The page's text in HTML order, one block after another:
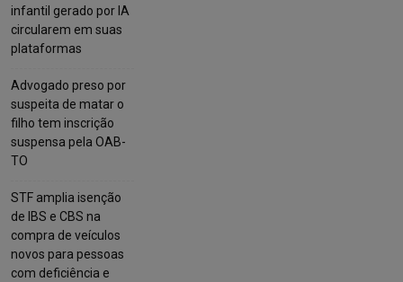
infantil gerado por IA
circularem em suas
plataformas
Advogado preso por
suspeita de matar o
filho tem inscrição
suspensa pela OAB-
TO
STF amplia isenção
de IBS e CBS na
compra de veículos
novos para pessoas
com deficiência e